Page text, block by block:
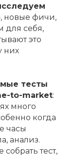
новые фичи,
для себя,
это
них
тесты
to-market:
много
когда
часы
анализ.
тест,